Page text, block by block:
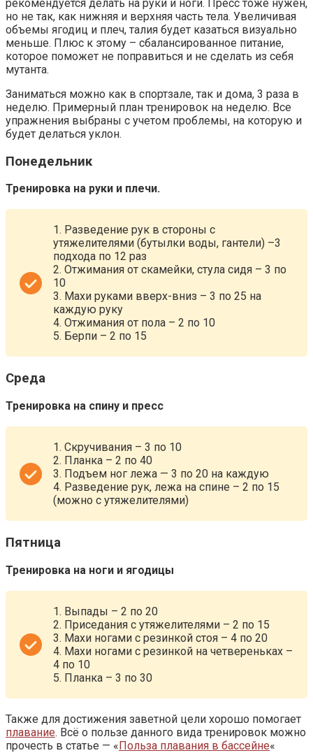
рекомендуется делать на руки и ноги. Пресс тоже нужен,
но не так, как нижняя и верхняя часть тела. Увеличивая
объемы ягодиц и плеч, талия будет казаться визуально
меньше. Плюс к этому – сбалансированное питание,
которое поможет не поправиться и не сделать из себя
мутанта.
Заниматься можно как в спортзале, так и дома, 3 раза в
неделю. Примерный план тренировок на неделю. Все
упражнения выбраны с учетом проблемы, на которую и
будет делаться уклон.
Понедельник
Тренировка на руки и плечи.
1. Разведение рук в стороны с
утяжелителями (бутылки воды, гантели) –3
подхода по 12 раз
2. Отжимания от скамейки, стула сидя – 3 по
10
3. Махи руками вверх-вниз – 3 по 25 на
каждую руку
4. Отжимания от пола – 2 по 10
5. Берпи – 2 по 15
Среда
Тренировка на спину и пресс
1. Скручивания – 3 по 10
2. Планка – 2 по 40
3. Подъем ног лежа — 3 по 20 на каждую
4. Разведение рук, лежа на спине – 2 по 15
(можно с утяжелителями)
Пятница
Тренировка на ноги и ягодицы
1. Выпады – 2 по 20
2. Приседания с утяжелителями – 2 по 15
3. Махи ногами с резинкой стоя – 4 по 20
4. Махи ногами с резинкой на четвереньках –
4 по 10
5. Планка – 3 по 30
Также для достижения заветной цели хорошо помогает
плавание. Всё о пользе данного вида тренировок можно
прочесть в статье — «Польза плавания в бассейне«